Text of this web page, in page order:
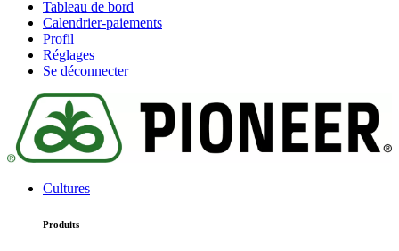
Tableau de bord
Calendrier-paiements
Profil
Réglages
Se déconnecter
Cultures
Produits